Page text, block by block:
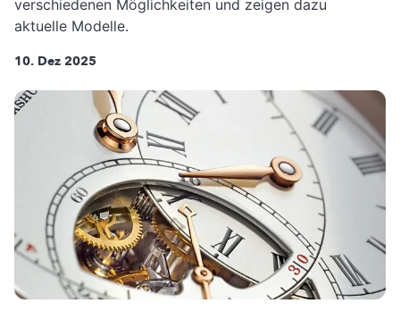
verschiedenen Möglichkeiten und zeigen dazu
aktuelle Modelle.
10. Dez 2025